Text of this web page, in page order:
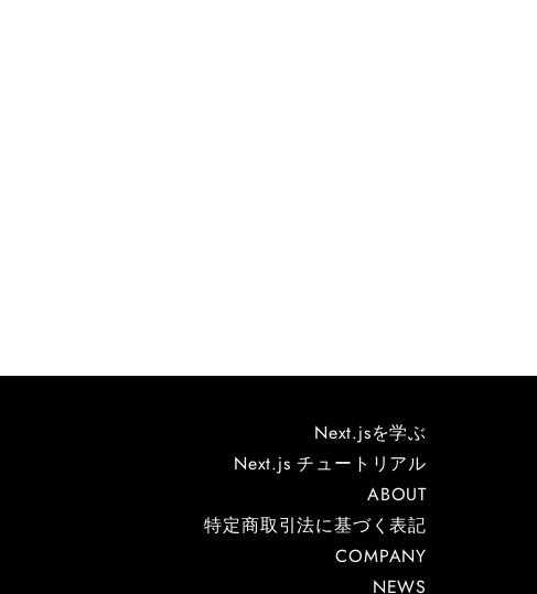
Next.jsを学ぶ
Next.js チュートリアル
ABOUT
特定商取引法に基づく表記
COMPANY
NEWS